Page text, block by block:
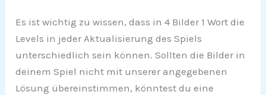
Es ist wichtig zu wissen, dass in 4 Bilder 1 Wort die
Levels in jeder Aktualisierung des Spiels
unterschiedlich sein können. Sollten die Bilder in
deinem Spiel nicht mit unserer angegebenen
Lösung übereinstimmen, könntest du eine